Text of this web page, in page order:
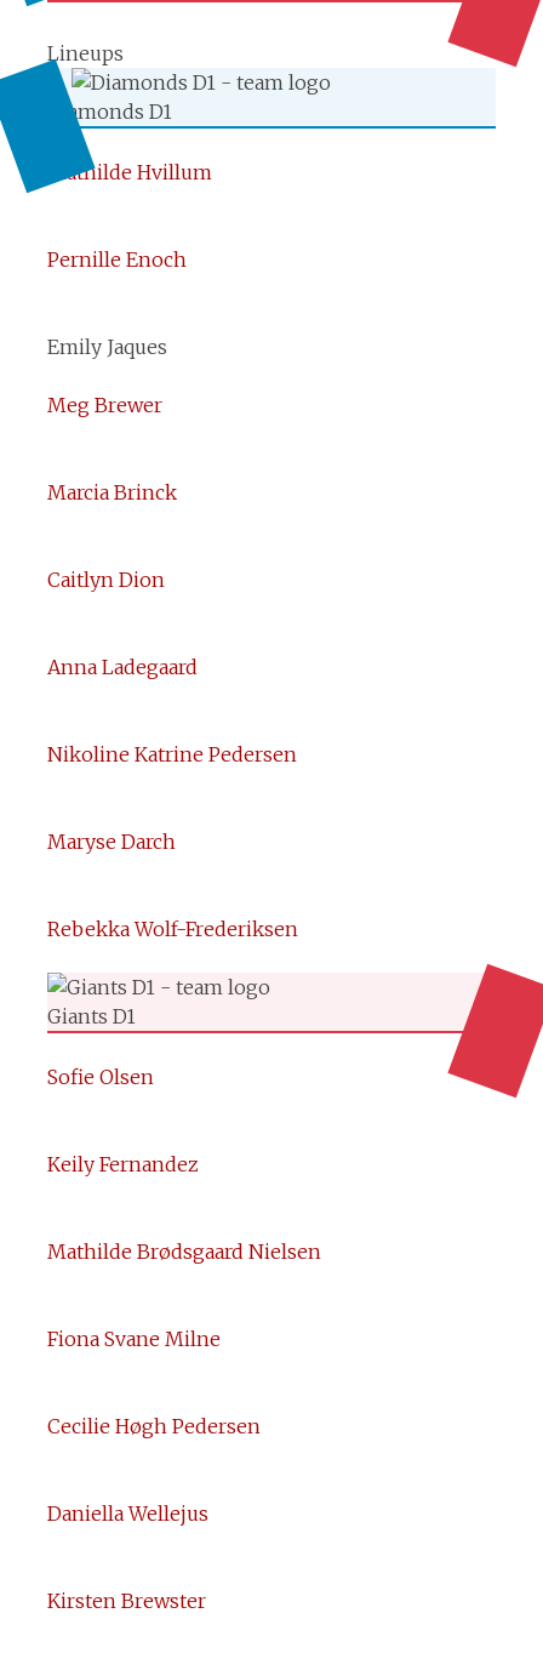
Lineups
Diamonds D1
Mathilde Hvillum
Pernille Enoch
Emily Jaques
Meg Brewer
Marcia Brinck
Caitlyn Dion
Anna Ladegaard
Nikoline Katrine Pedersen
Maryse Darch
Rebekka Wolf-Frederiksen
Giants D1
Sofie Olsen
Keily Fernandez
Mathilde Brødsgaard Nielsen
Fiona Svane Milne
Cecilie Høgh Pedersen
Daniella Wellejus
Kirsten Brewster